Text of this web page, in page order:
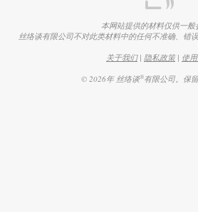
本网站提供的材料仅供一般
丝络谈有限公司不对此类材料中的任何不准确、错
关于我们| 隐私政策| 使
© 2026年 丝络谈®有限公司。保